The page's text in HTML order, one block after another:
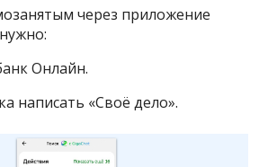
через приложение
Онлайн.
написать «Своё дело».